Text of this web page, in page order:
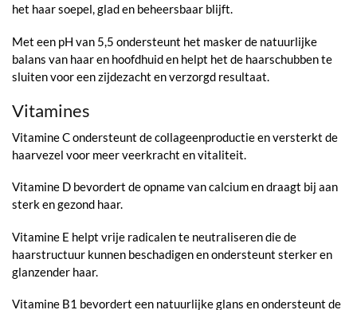
het haar soepel, glad en beheersbaar blijft.
Met een pH van 5,5 ondersteunt het masker de natuurlijke
balans van haar en hoofdhuid en helpt het de haarschubben te
sluiten voor een zijdezacht en verzorgd resultaat.
Vitamines
Vitamine C ondersteunt de collageenproductie en versterkt de
haarvezel voor meer veerkracht en vitaliteit.
Vitamine D bevordert de opname van calcium en draagt bij aan
sterk en gezond haar.
Vitamine E helpt vrije radicalen te neutraliseren die de
haarstructuur kunnen beschadigen en ondersteunt sterker en
glanzender haar.
Vitamine B1 bevordert een natuurlijke glans en ondersteunt de